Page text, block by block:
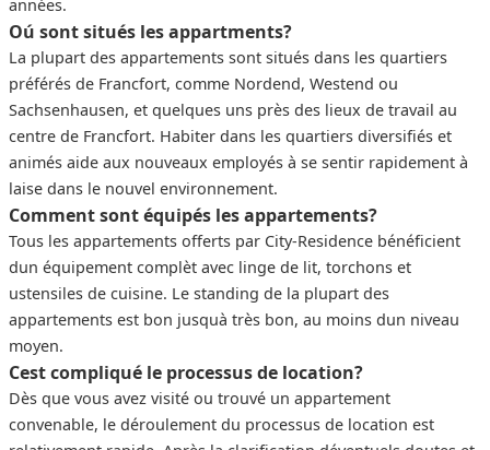
années.
Oú sont situés les appartments?
La plupart des appartements sont situés dans les quartiers
préférés de Francfort, comme Nordend, Westend ou
Sachsenhausen, et quelques uns près des lieux de travail au
centre de Francfort. Habiter dans les quartiers diversifiés et
animés aide aux nouveaux employés à se sentir rapidement à
laise dans le nouvel environnement.
Comment sont équipés les appartements?
Tous les appartements offerts par City-Residence bénéficient
dun équipement complèt avec linge de lit, torchons et
ustensiles de cuisine. Le standing de la plupart des
appartements est bon jusquà très bon, au moins dun niveau
moyen.
Cest compliqué le processus de location?
Dès que vous avez visité ou trouvé un appartement
convenable, le déroulement du processus de location est